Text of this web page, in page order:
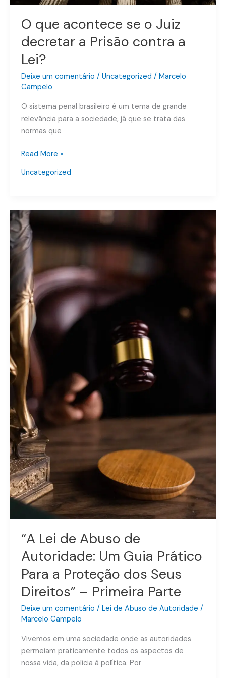
O que acontece se o Juiz
decretar a Prisão contra a
Lei?
Deixe um comentário / Uncategorized / Marcelo
Campelo
O sistema penal brasileiro é um tema de grande
relevância para a sociedade, já que se trata das
normas que
Lei?
Read More »
Uncategorized
“A Lei de Abuso de
Autoridade: Um Guia Prático
Para a Proteção dos Seus
Direitos” – Primeira Parte
Deixe um comentário / Lei de Abuso de Autoridade /
Marcelo Campelo
Vivemos em uma sociedade onde as autoridades
permeiam praticamente todos os aspectos de
nossa vida, da polícia à política. Por
“A
Lei
de
Abuso
Autoridade:
Um
Guia
Prático
Para
a
Proteção
Seus
Direitos”
–
Primeira
Parte